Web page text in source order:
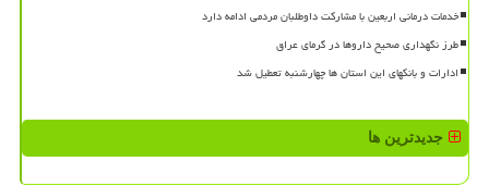
خدمات درمانی اربعین با مشارکت داوطلبان مردمی ادامه دارد
طرز نگهداری صحیح داروها در گرمای عراق
ادارات و بانکهای این استان ها چهارشنبه تعطیل شد
جدیدترین ها